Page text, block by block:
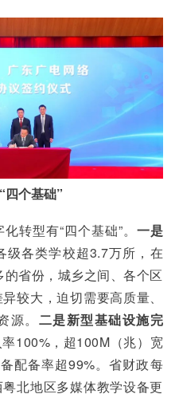
四个基础”
转型有“四个基础”。 一是
级各类学校超3.7万所，在
省份，城乡之间、各个区
较大，迫切需要高质量、
。 二是新型基础设施完
100%，超100M（兆）宽
配备率超99%。省财政每
北地区多媒体教学设备更